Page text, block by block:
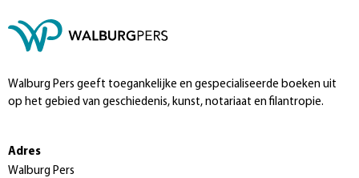
Walburg Pers geeft toegankelijke en gespecialiseerde boeken uit
op het gebied van geschiedenis, kunst, notariaat en filantropie.
Adres
Walburg Pers